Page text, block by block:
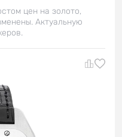
цен на золото,
Актуальную